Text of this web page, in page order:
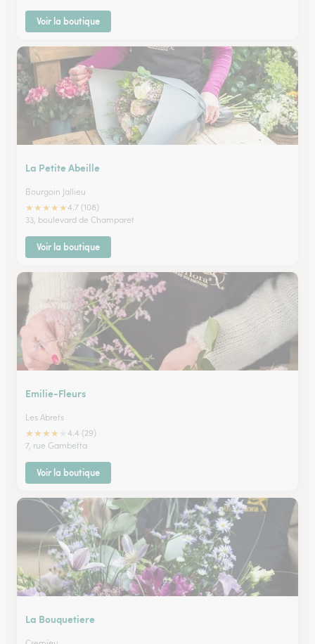
Voir la boutique
La Petite Abeille
Bourgoin Jallieu
★★★★★4.7 (108)
33, boulevard de Champaret
Voir la boutique
Emilie-Fleurs
Les Abrets
★★★★
4.4 (29)
7, rue Gambetta
Voir la boutique
La Bouquetiere